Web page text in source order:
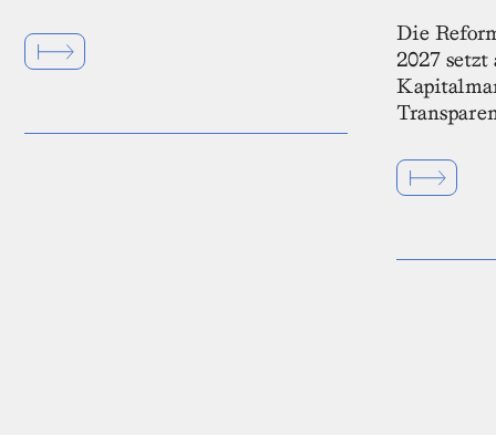
Die
2027